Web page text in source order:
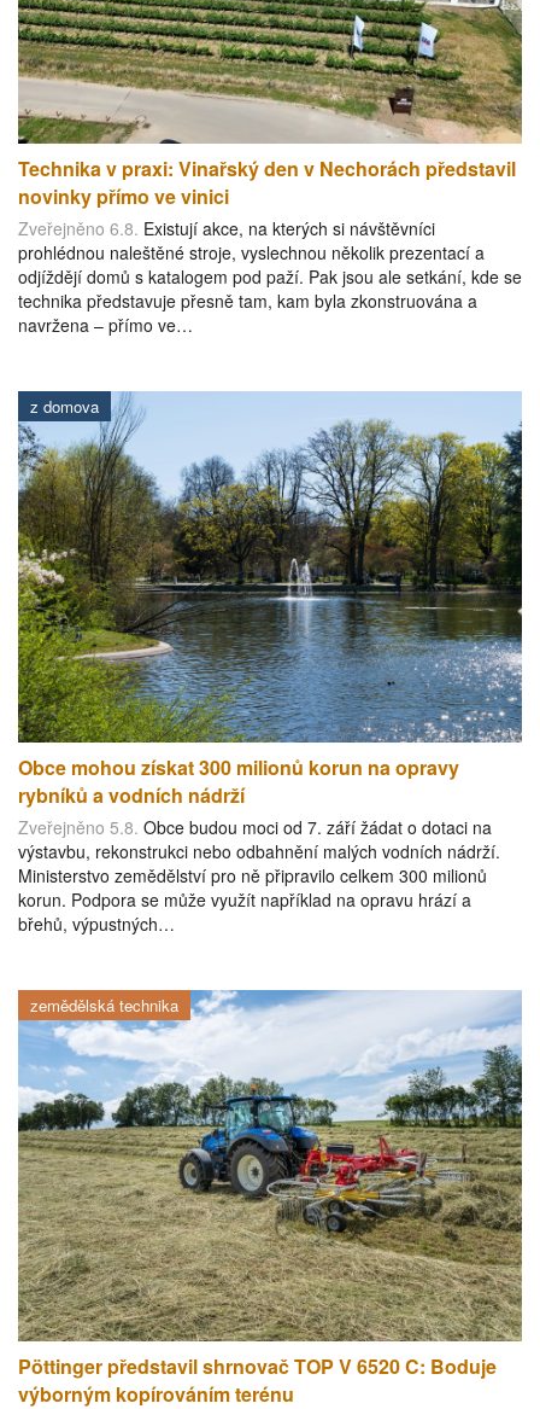
Technika v praxi: Vinařský den v Nechorách představil
novinky přímo ve vinici
Zveřejněno 6.8. Existují akce, na kterých si návštěvníci
prohlédnou naleštěné stroje, vyslechnou několik prezentací a
odjíždějí domů s katalogem pod paží. Pak jsou ale setkání, kde se
technika představuje přesně tam, kam byla zkonstruována a
navržena – přímo ve…
z domova
Obce mohou získat 300 milionů korun na opravy
rybníků a vodních nádrží
Zveřejněno 5.8. Obce budou moci od 7. září žádat o dotaci na
výstavbu, rekonstrukci nebo odbahnění malých vodních nádrží.
Ministerstvo zemědělství pro ně připravilo celkem 300 milionů
korun. Podpora se může využít například na opravu hrází a
břehů, výpustných…
zemědělská technika
Pöttinger představil shrnovač TOP V 6520 C: Boduje
výborným kopírováním terénu